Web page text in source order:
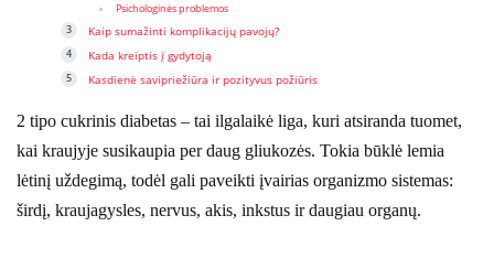
Psichologinės problemos
Kaip sumažinti komplikacijų pavojų?
Kada kreiptis į gydytoją
Kasdienė savipriežiūra ir pozityvus požiūris
2 tipo cukrinis diabetas – tai ilgalaikė liga, kuri atsiranda tuomet,
kai kraujyje susikaupia per daug gliukozės. Tokia būklė lemia
lėtinį uždegimą, todėl gali paveikti įvairias organizmo sistemas:
širdį, kraujagysles, nervus, akis, inkstus ir daugiau organų.